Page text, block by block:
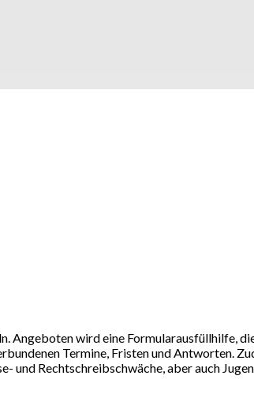
Angeboten wird eine Formularausfüllhilfe,
Termine, Fristen und Antworten.
Rechtschreibschwäche, aber auch